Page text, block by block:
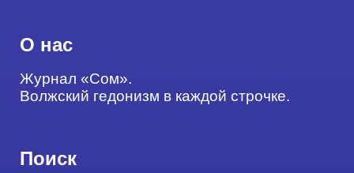
О нас
Журнал «Сом».
Волжский гедонизм в каждой строчке.
Поиск